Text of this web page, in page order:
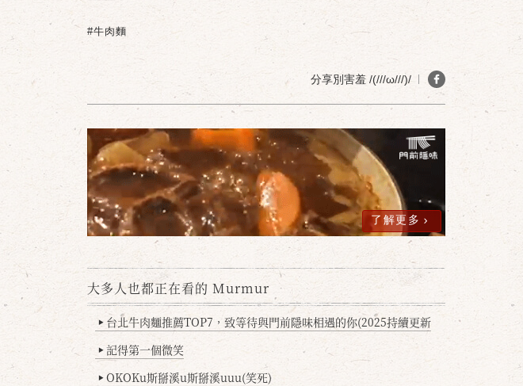
#牛肉麵
分享別害羞 /(///ω///)/
了解更多
大多人也都正在看的 Murmur
▶ 台北牛肉麵推薦TOP7，致等待與門前隱味相遇的你(2025持續更新
▶ 記得第一個微笑
▶ OKOKu斯掰溪u斯掰溪uuu(笑死)